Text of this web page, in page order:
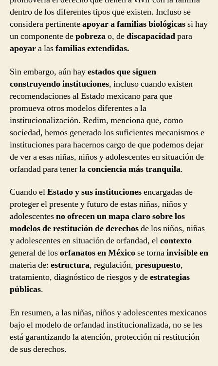
dentro de los diferentes tipos que existen. Incluso se
considera pertinenteapoyar a familias biológicassi hay
un componente depobrezao, dediscapacidadpara
apoyara lasfamilias extendidas.
Sin embargo, aún hayestados que siguen
construyendo instituciones, incluso cuando existen
recomendaciones al Estado mexicano para que
promueva otros modelos diferentes a la
institucionalización. Redim, menciona que, como
sociedad, hemos generado los suficientes mecanismos e
instituciones para hacernos cargo de que podemos dejar
de ver a esas niñas, niños y adolescentes en situación de
orfandad para tener laconciencia más tranquila.
Cuando elEstado y sus institucionesencargadas de
proteger el presente y futuro de estas niñas, niños y
adolescentesno ofrecen un mapa claro sobre los
modelos de restitución de derechosde los niños, niñas
y adolescentes en situación de orfandad, elcontexto
general de losorfanatos en Méxicose tornainvisible en
materia de: estructura, regulación, presupuesto,
tratamiento, diagnóstico de riesgos y deestrategias
públicas.
En resumen, a las niñas, niños y adolescentes mexicanos
bajo el modelo de orfandad institucionalizada, no se les
está garantizando la atención, protección ni restitución
de sus derechos.